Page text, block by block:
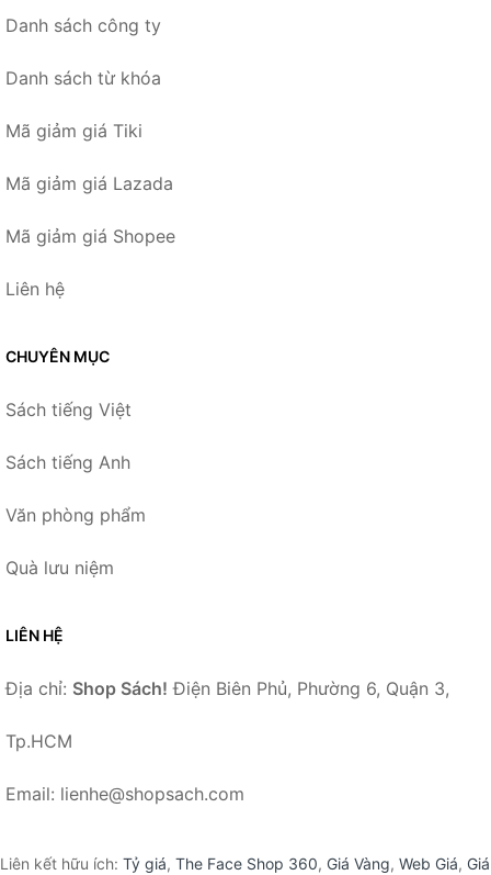
Danh sách công ty
Danh sách từ khóa
Mã giảm giá Tiki
Mã giảm giá Lazada
Mã giảm giá Shopee
Liên hệ
CHUYÊN MỤC
Sách tiếng Việt
Sách tiếng Anh
Văn phòng phẩm
Quà lưu niệm
LIÊN HỆ
Địa chỉ: Shop Sách! Điện Biên Phủ, Phường 6, Quận 3,
Tp.HCM
Email: lienhe@shopsach.com
Liên kết hữu ích: Tỷ giá, The Face Shop 360, Giá Vàng, Web Giá, Giá